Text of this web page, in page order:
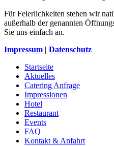
Für Feierlichkeiten stehen wir
außerhalb der genannten
Sie uns einfach an.
Impressum | Datenschutz
Startseite
Aktuelles
Catering Anfrage
Impressionen
Hotel
Restaurant
Events
FAQ
Kontakt & Anfahrt